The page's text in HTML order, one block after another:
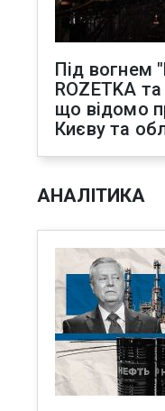
Під вогнем
ROZETKA
що відомо
Києву та
АНАЛІТИКА